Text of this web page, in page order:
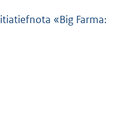
«Big Farma: